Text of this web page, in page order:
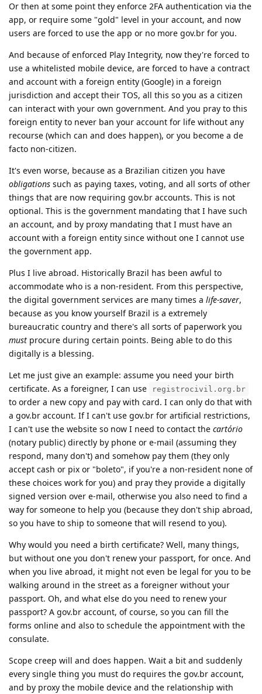
Or then at some point they enforce 2FA authentication via the
app, or require some "gold" level in your account, and now
users are forced to use the app or no more gov.br for you.
And because of enforced Play Integrity, now they're forced to
use a whitelisted mobile device, are forced to have a contract
and account with a foreign entity (Google) in a foreign
jurisdiction and accept their TOS, all this so you as a citizen
can interact with your own government. And you pray to this
foreign entity to never ban your account for life without any
recourse (which can and does happen), or you become a de
facto non-citizen.
It's even worse, because as a Brazilian citizen you have
obligations such as paying taxes, voting, and all sorts of other
things that are now requiring gov.br accounts. This is not
optional. This is the government mandating that I have such
an account, and by proxy mandating that I must have an
account with a foreign entity since without one I cannot use
the government app.
Plus I live abroad. Historically Brazil has been awful to
accommodate who is a non-resident. From this perspective,
the digital government services are many times a life-saver,
because as you know yourself Brazil is a extremely
bureaucratic country and there's all sorts of paperwork you
must procure during certain points. Being able to do this
digitally is a blessing.
Let me just give an example: assume you need your birth
certificate. As a foreigner, I can use
registrocivil.org.br
to order a new copy and pay with card. I can only do that with
a gov.br account. If I can't use gov.br for artificial restrictions,
I can't use the website so now I need to contact the cartório
(notary public) directly by phone or e-mail (assuming they
respond, many don't) and somehow pay them (they only
accept cash or pix or "boleto", if you're a non-resident none of
these choices work for you) and pray they provide a digitally
signed version over e-mail, otherwise you also need to find a
way for someone to help you (because they don't ship abroad,
so you have to ship to someone that will resend to you).
Why would you need a birth certificate? Well, many things,
but without one you don't renew your passport, for once. And
when you live abroad, it might not even be legal for you to be
walking around in the street as a foreigner without your
passport. Oh, and what else do you need to renew your
passport? A gov.br account, of course, so you can fill the
forms online and also to schedule the appointment with the
consulate.
Scope creep will and does happen. Wait a bit and suddenly
every single thing you must do requires the gov.br account,
and by proxy the mobile device and the relationship with